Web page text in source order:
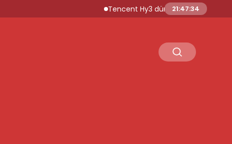
Tencent Hy3 dünya genelinde kullanıma
21:47:35